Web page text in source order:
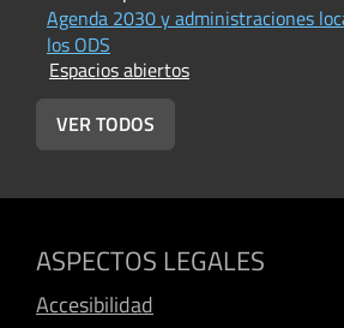
Agenda 2030 y administraciones
los ODS
Espacios abiertos
VER TODOS
ASPECTOS LEGALES
Accesibilidad